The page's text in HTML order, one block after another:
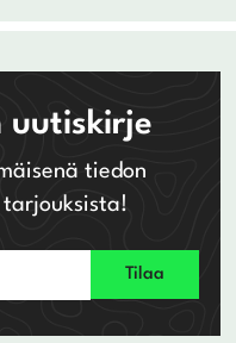
uutiskirje
tiedon